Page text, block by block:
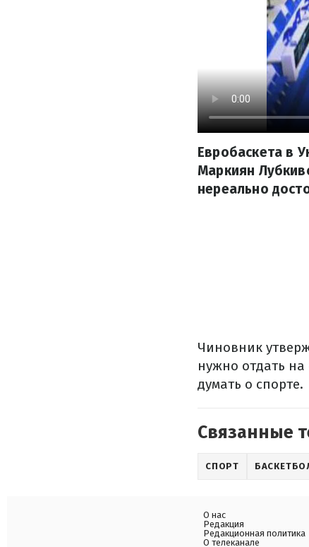
Евробаскета в
Маркиян
нереально
Чиновник
нужно отдать
думать о спорте.
Связанные
СПОРТ
О нас
Редакция
Редакционная политика
О телеканале